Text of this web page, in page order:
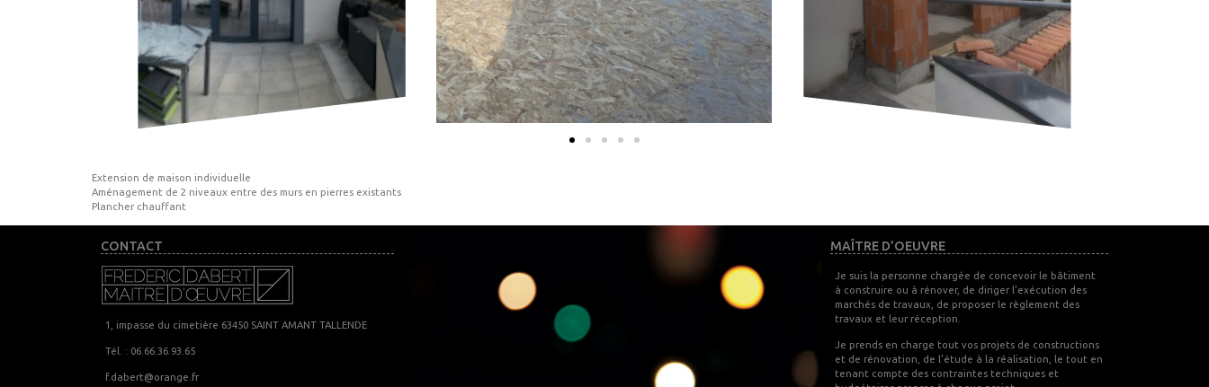
Extension de maison individuelle
Aménagement de 2 niveaux entre des murs en pierres existants
Plancher chauffant
CONTACT
1, impasse du cimetière 63450 SAINT AMANT TALLENDE
Tél. : 06.66.36.93.65
f.dabert@orange.fr
MAÎTRE D’OEUVRE
Je suis la personne chargée de concevoir le bâtiment
à construire ou à rénover, de diriger l’exécution des
marchés de travaux, de proposer le règlement des
travaux et leur réception.
Je prends en charge tout vos projets de constructions
et de rénovation, de l’étude à la réalisation, le tout en
tenant compte des contraintes techniques et